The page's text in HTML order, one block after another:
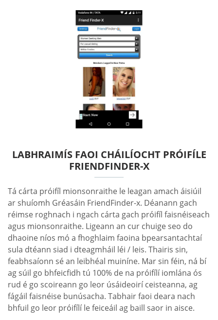
LABHRAIMÍS FAOI CHÁILÍOCHT PRÓIFÍLE
FRIENDFINDER-X
Tá cárta próifíl mionsonraithe le leagan amach áisiúil
ar shuíomh Gréasáin FriendFinder-x. Déanann gach
réimse roghnach i ngach cárta gach próifíl faisnéiseach
agus mionsonraithe. Ligeann an cur chuige seo do
dhaoine níos mó a fhoghlaim faoina bpearsantachtaí
sula dtéann siad i dteagmháil léi / leis. Thairis sin,
feabhsaíonn sé an leibhéal muiníne. Mar sin féin, ná bí
ag súil go bhfeicfidh tú 100% de na próifílí iomlána ós
rud é go scoireann go leor úsáideoirí ceisteanna, ag
fágáil faisnéise bunúsacha. Tabhair faoi deara nach
bhfuil go leor próifílí le feiceáil ag baill saor in aisce.